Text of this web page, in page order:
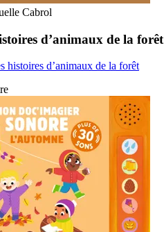
Cabrol
d’animaux de la forêt
histoires d’animaux de la forêt